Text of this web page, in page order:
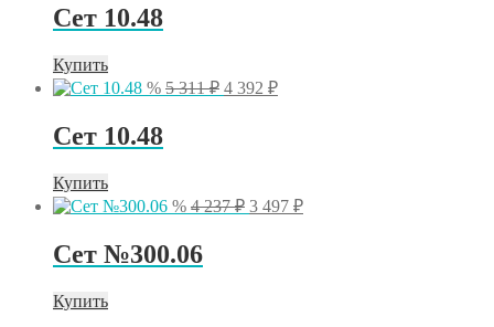
Сет 10.48
Купить
% 5 311₽ Первоначальная
4 392 ₽Текущая
Сет 10.48
Купить
% 4 237₽ Первоначальная
3 497 ₽Текущая
Сет №300.06
Купить